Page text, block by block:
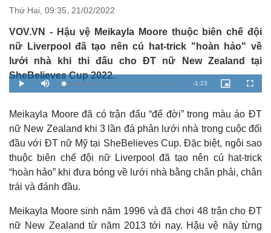
Thứ Hai, 09:35, 21/02/2022
VOV.VN - Hậu vệ Meikayla Moore thuộc biên chế đội
nữ Liverpool đã tạo nên cú hat-trick "hoàn hảo" về
lưới nhà khi thi đấu cho ĐT nữ New Zealand tại
SheBelieves Cup 2022.
P
l
M
u
L
o
d
2
8
.
4
%
R
m
i
n
n
g
-1:23
P
i
r
-
n
-
P
t
u
F
u
s
c
e
n
Meikayla Moore đã có trận đấu “để đời” trong màu áo ĐT
nữ New Zealand khi 3 lần đá phản lưới nhà trong cuộc đối
đầu với ĐT nữ Mỹ tại SheBelieves Cup. Đặc biệt, ngôi sao
thuộc biên chế đội nữ Liverpool đã tạo nên cú hat-trick
“hoàn hảo” khi đưa bóng về lưới nhà bằng chân phải, chân
trái và đánh đầu.
Meikayla Moore sinh năm 1996 và đã chơi 48 trận cho ĐT
nữ New Zealand từ năm 2013 tới nay. Hậu vệ này từng